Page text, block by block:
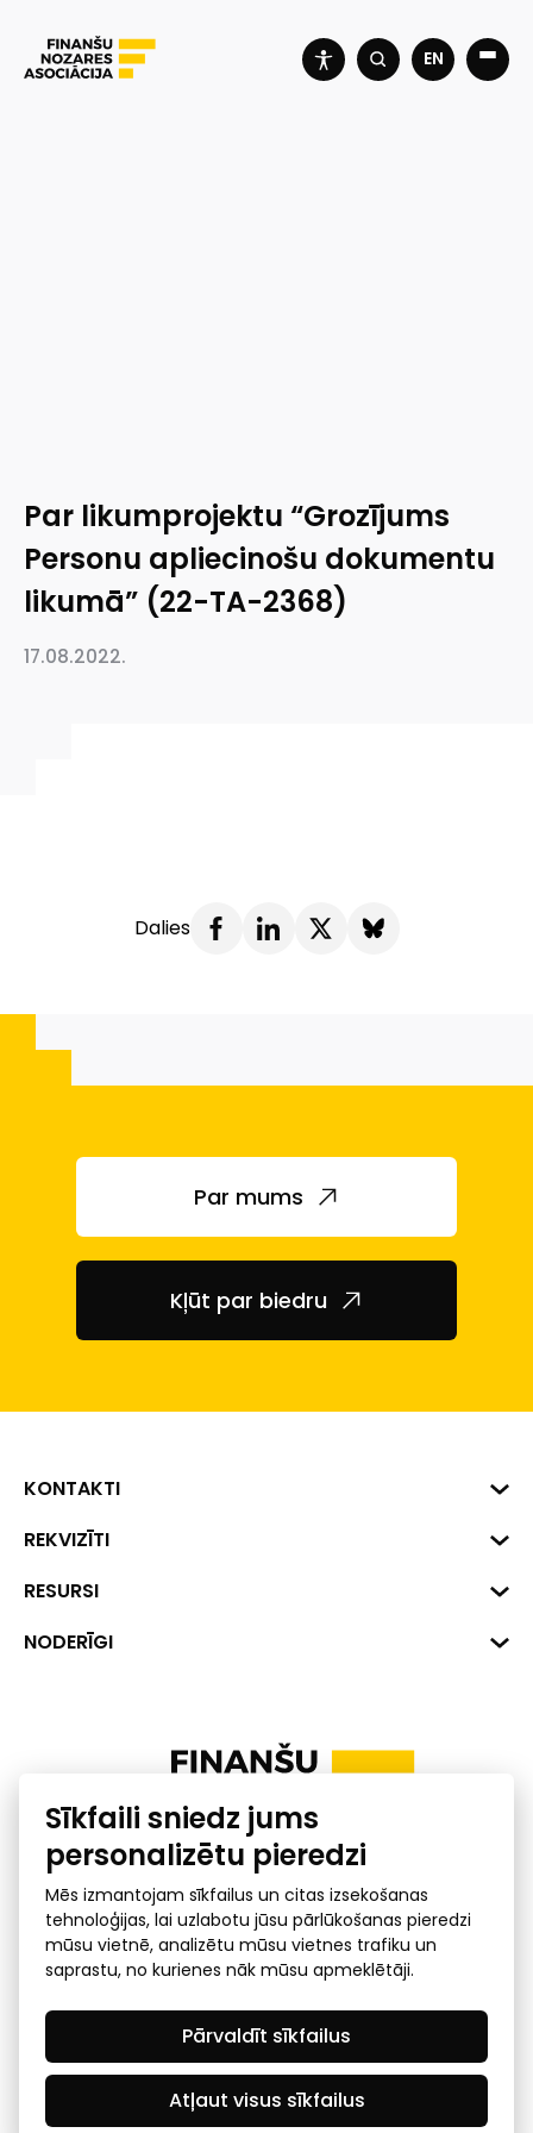
EN
Par likumprojektu “Grozījums
Personu apliecinošu dokumentu
likumā” (22-TA-2368)
17.08.2022.
Dalies
Par mums
Kļūt par biedru
KONTAKTI
Biznesa centrs "VERDE" Roberta
1045
+371 287 18175
REKVIZĪTI
Reģ. Nr. 40008002175
Banka: SEB Banka
RESURSI
Dati
Uzņēmumu kredītspējas kalkulators
NODERĪGI
Ombuds
Privātuma politika
GDPR subjekta piekļuves
pieprasījums
© 2026 Latvijas Finanšu nozares asociācija - visas tiesības
rezervētas
Sīkfaili sniedz jums
personalizētu pieredzi
Mēs izmantojam sīkfailus un citas izsekošanas
tehnoloģijas, lai uzlabotu jūsu pārlūkošanas pieredzi
mūsu vietnē, analizētu mūsu vietnes trafiku un
saprastu, no kurienes nāk mūsu apmeklētāji.
Atļaut visus sīkfailus
Pārvaldīt sīkfailus